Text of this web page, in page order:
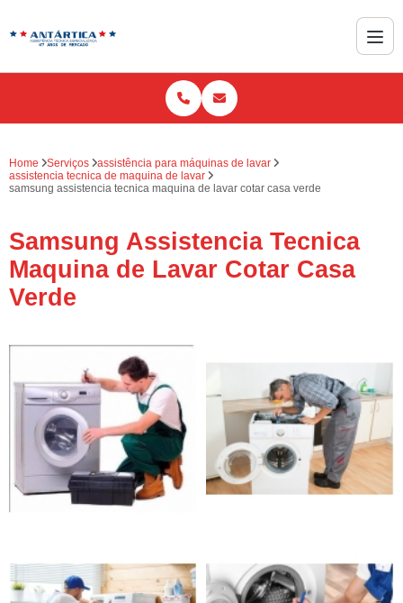
Home Serviços
assistência para máquinas de lavar
assistencia tecnica de maquina de lavar
samsung assistencia tecnica maquina de lavar cotar casa verde
Samsung Assistencia Tecnica
Maquina de Lavar Cotar Casa
Verde